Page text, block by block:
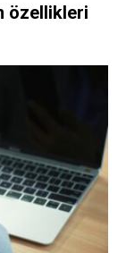
özellikleri